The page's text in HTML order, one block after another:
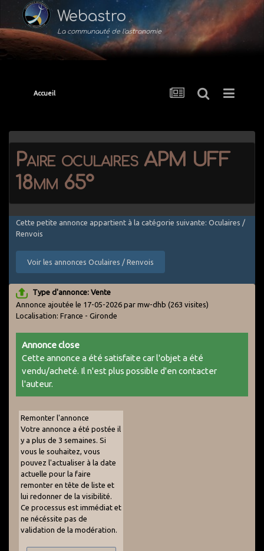
Webastro
La communauté de l'astronomie
Accueil
Paire oculaires APM UFF
18mm 65°
Cette petite annonce appartient à la catégorie suivante: Oculaires /
Renvois
Voir les annonces Oculaires / Renvois
Type d'annonce: Vente
Annonce ajoutée le 17-05-2026 par mw-dhb (263 visites)
Localisation: France - Gironde
Annonce close
Cette annonce a été satisfaite car l'objet a été
vendu/acheté. Il n'est plus possible d'en contacter
l'auteur.
Remonter l'annonce
Votre annonce a été postée il
y a plus de 3 semaines. Si
vous le souhaitez, vous
pouvez l'actualiser à la date
actuelle pour la faire
remonter en tête de liste et
lui redonner de la visibilité.
Ce processus est immédiat et
ne nécéssite pas de
validation de la modération.